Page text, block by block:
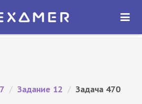
ЕГЭ 2027
ОТКРЫТЬ
/ Задание 12 / Задача 470